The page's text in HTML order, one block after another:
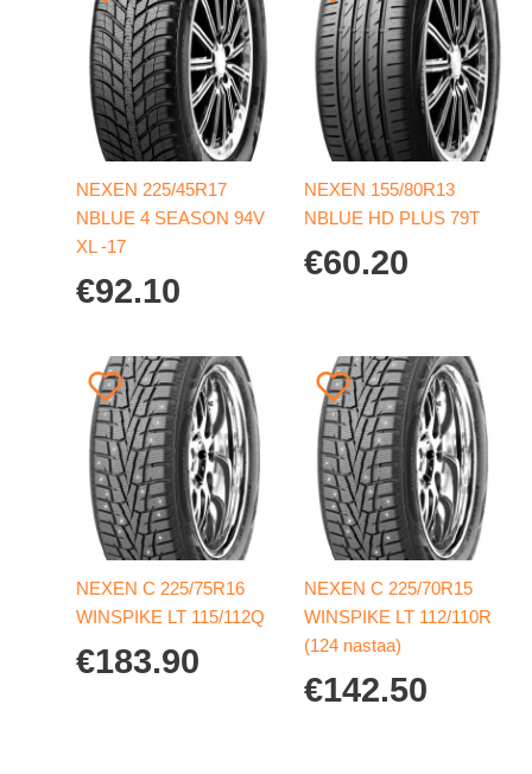
NEXEN 225/45R17
NBLUE 4 SEASON 94V
XL -17
€92.10
NEXEN 155/80R13
NBLUE HD PLUS 79T
€60.20
NEXEN C 225/75R16
WINSPIKE LT 115/112Q
€183.90
NEXEN C 225/70R15
WINSPIKE LT 112/110R
(124 nastaa)
€142.50